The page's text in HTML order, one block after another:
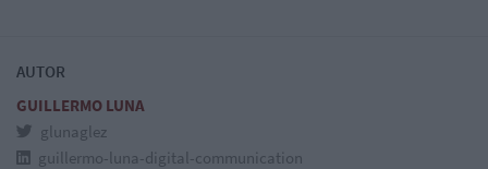
AUTOR
GUILLERMO LUNA
glunaglez
guillermo-luna-digital-communication